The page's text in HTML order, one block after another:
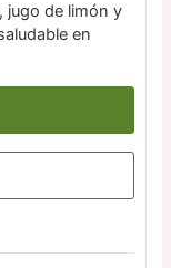
jugo de limón y
en